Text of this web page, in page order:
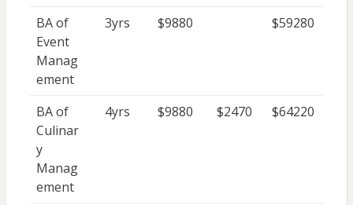
BA of
Event
Manag
ement
3yrs $9880 $59280
BA of
Culinar
y
Manag
ement
4yrs $9880 $2470 $64220